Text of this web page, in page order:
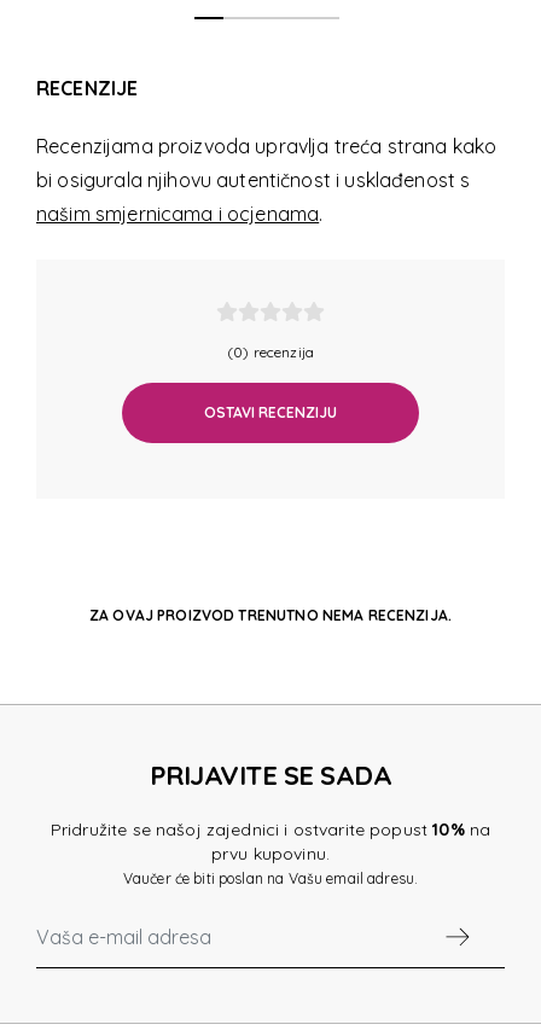
RECENZIJE
Recenzijama proizvoda upravlja treća strana kako
bi osigurala njihovu autentičnost i usklađenost s
našim smjernicama i ocjenama.
(0) recenzija
OSTAVI RECENZIJU
ZA OVAJ PROIZVOD TRENUTNO NEMA RECENZIJA.
PRIJAVITE SE SADA
Pridružite se našoj zajednici i ostvarite popust10%na
prvu kupovinu.
Vaučer će biti poslan na Vašu email adresu.